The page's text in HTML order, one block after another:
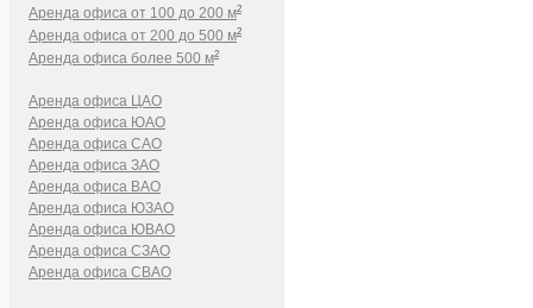
Аренда офиса от 100 до 200 м2
Аренда офиса от 200 до 500 м2
Аренда офиса более 500 м2
Аренда офиса ЦАО
Аренда офиса ЮАО
Аренда офиса САО
Аренда офиса ЗАО
Аренда офиса ВАО
Аренда офиса ЮЗАО
Аренда офиса ЮВАО
Аренда офиса СЗАО
Аренда офиса СВАО